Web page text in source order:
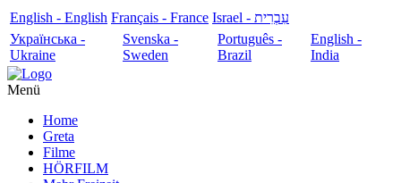
English - English Français - France
עִבְרִית - Israel
Українська -
Ukraine
Svenska -
Sweden
Português -
Brazil
English -
India
Menü
Home
Greta
Filme
HÖRFILM